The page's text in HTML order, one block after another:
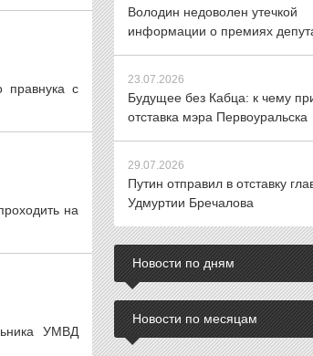
правнука с
на
УМВД
Володин недоволен утечкой
информации о премиях
23.07.2026
Будущее без Кабца: к чему
отставка мэра Первоуральска
29.07.2026
Путин отправил в отставку
Удмуртии Бречалова
Новости по дням
Новости по месяцам